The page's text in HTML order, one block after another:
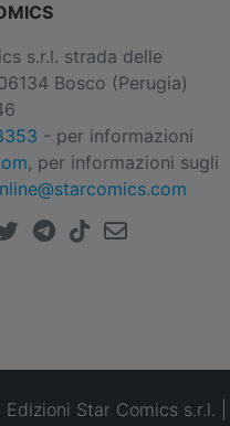
s.r.l. strada delle
Bosco (Perugia)
- per informazioni
, per informazioni sugli
Star Comics s.r.l. |